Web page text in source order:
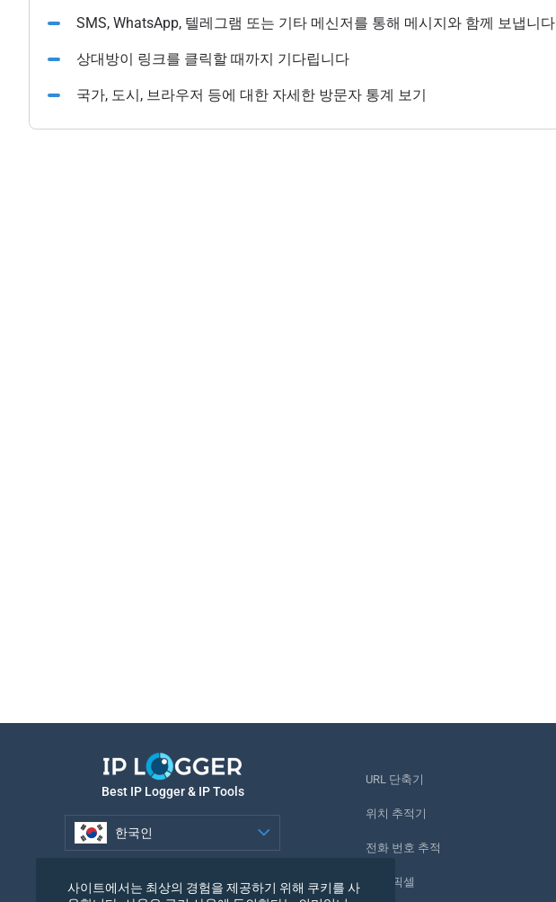
SMS, WhatsApp, 텔레그램 또는 기타 메신저를 통해 메시지와 함께 보냅니다
상대방이 링크를 클릭할 때까지 기다립니다
국가, 도시, 브라우저 등에 대한 자세한 방문자 통계 보기
Best IP Logger & IP Tools
한국인
URL 단축기
위치 추적기
전화 번호 추적
추적 픽셀
사이트에서는 최상의 경험을 제공하기 위해 쿠키를 사